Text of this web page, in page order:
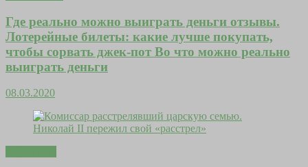
Где реально можно выиграть деньги отзывы.
Лотерейные билеты: какие лучше покупать,
чтобы сорвать джек-пот Во что можно реально
выиграть деньги
08.03.2020